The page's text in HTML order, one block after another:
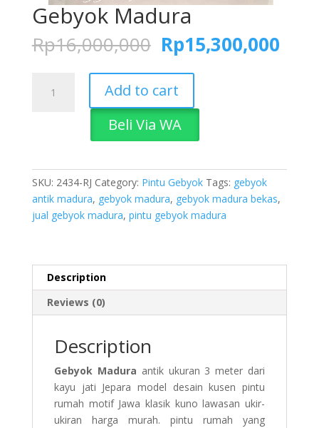
Gebyok Madura
Rp16,000,000 Original
price
was:
Rp16,000,000.
Rp15,300,000
Madura
Add to cart
Beli Via WA
SKU: 2434-RJ Category: Pintu Gebyok Tags: gebyok
antik madura, gebyok madura, gebyok madura bekas,
jual gebyok madura, pintu gebyok madura
Description
Reviews (0)
Description
Gebyok Madura antik ukuran 3 meter dari
kayu jati Jepara model desain kusen pintu
rumah motif Jawa klasik kuno lawasan ukir-
ukiran harga murah. pintu rumah yang